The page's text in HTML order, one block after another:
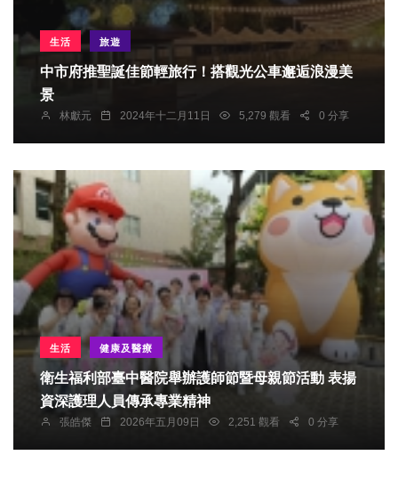
生活 旅遊
中市府推聖誕佳節輕旅行！搭觀光公車邂逅浪漫美
景
林獻元 2024年十二月11日 5,279 觀看 0 分享
生活 健康及醫療
衛生福利部臺中醫院舉辦護師節暨母親節活動 表揚
資深護理人員傳承專業精神
張皓傑 2026年五月09日 2,251 觀看 0 分享